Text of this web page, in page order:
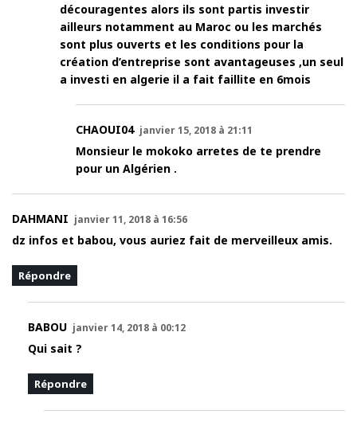
découragentes alors ils sont partis investir
ailleurs notamment au Maroc ou les marchés
sont plus ouverts et les conditions pour la
création d’entreprise sont avantageuses ,un seul
a investi en algerie il a fait faillite en 6mois
CHAOUI04 janvier 15, 2018 à 21:11
Monsieur le mokoko arretes de te prendre
pour un Algérien .
DAHMANI janvier 11, 2018 à 16:56
dz infos et babou, vous auriez fait de merveilleux amis.
Répondre
BABOU janvier 14, 2018 à 00:12
Qui sait ?
Répondre